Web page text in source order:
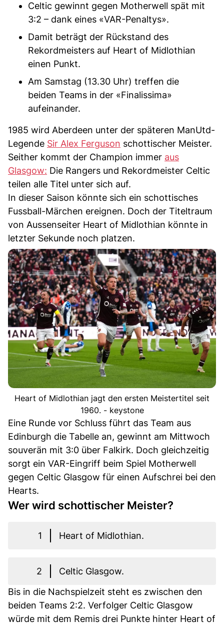
Celtic gewinnt gegen Motherwell spät mit
3:2 – dank eines «VAR-Penaltys».
Damit beträgt der Rückstand des
Rekordmeisters auf Heart of Midlothian
einen Punkt.
Am Samstag (13.30 Uhr) treffen die
beiden Teams in der «Finalissima»
aufeinander.
1985 wird Aberdeen unter der späteren ManUtd-
Legende Sir Alex Ferguson schottischer Meister.
Seither kommt der Champion immer aus
Glasgow: Die Rangers und Rekordmeister Celtic
teilen alle Titel unter sich auf.
In dieser Saison könnte sich ein schottisches
Fussball-Märchen ereignen. Doch der Titeltraum
von Aussenseiter Heart of Midlothian könnte in
letzter Sekunde noch platzen.
Heart of Midlothian jagt den ersten Meistertitel seit
1960. - keystone
Eine Runde vor Schluss führt das Team aus
Edinburgh die Tabelle an, gewinnt am Mittwoch
souverän mit 3:0 über Falkirk. Doch gleichzeitig
sorgt ein VAR-Eingriff beim Spiel Motherwell
gegen Celtic Glasgow für einen Aufschrei bei den
Hearts.
Wer wird schottischer Meister?
1 Heart of Midlothian.
2
Celtic Glasgow.
Bis in die Nachspielzeit steht es zwischen den
beiden Teams 2:2. Verfolger Celtic Glasgow
würde mit dem Remis drei Punkte hinter Heart of